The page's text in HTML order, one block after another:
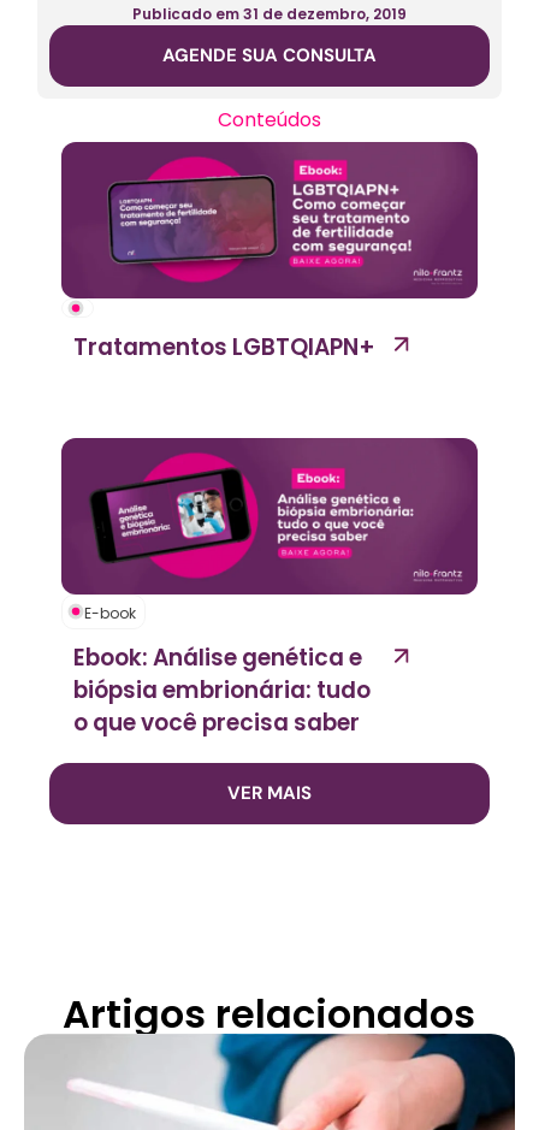
Publicado em31 de dezembro, 2019
AGENDE SUA CONSULTA
Conteúdos
Tratamentos LGBTQIAPN+
E-book
Ebook: Análise genética e
biópsia embrionária: tudo
o que você precisa saber
VER MAIS
Artigos relacionados